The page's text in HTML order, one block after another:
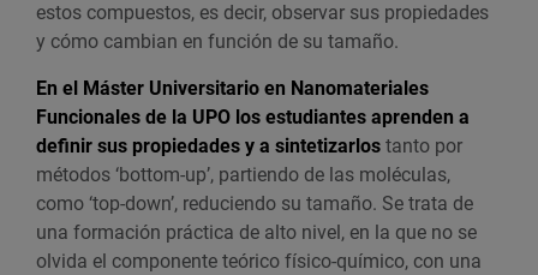
estos compuestos, es decir, observar sus propiedades
y cómo cambian en función de su tamaño.
En el Máster Universitario en Nanomateriales
Funcionales de la UPO los estudiantes aprenden a
definir sus propiedades y a sintetizarlos tanto por
métodos ‘bottom-up’, partiendo de las moléculas,
como ‘top-down’, reduciendo su tamaño. Se trata de
una formación práctica de alto nivel, en la que no se
olvida el componente teórico físico-químico, con una